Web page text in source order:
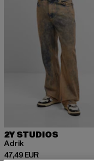
2Y STUDIOS
Adrik
47,49 EUR
Derzeitiger Preis: 47,49